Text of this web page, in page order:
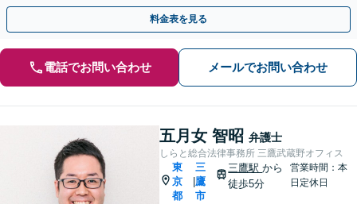
駅2分】【休日・夜間相談OK（要事前予約）】
料金表を見る
電話でお問い合わせ メールでお問い合わせ
五月女 智昭 弁護士
しらと総合法律事務所 三鷹武蔵野オフィス
東
京
都
三
鷹
市
三鷹駅から
徒歩5分
営業時間：本
日定休日